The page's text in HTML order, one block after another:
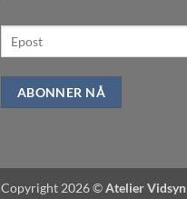
ABONNER NÅ
Copyright 2026 ©Atelier Vidsyn